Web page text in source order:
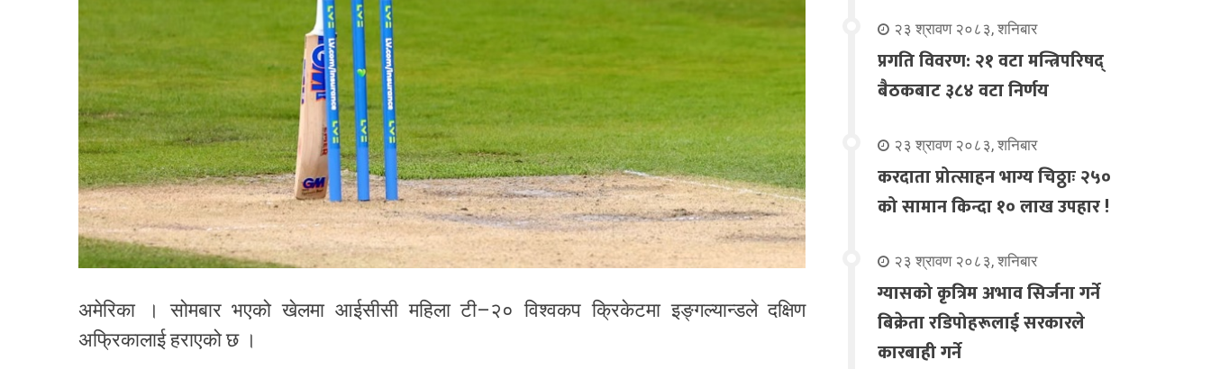
अमेरिका । सोमबार भएको खेलमा आईसीसी महिला टी–२० विश्वकप क्रिकेटमा इङ्गल्यान्डले दक्षिण
अफ्रिकालाई हराएको छ ।
२३ श्रावण २०८३, शनिबार
प्रगति विवरण: २१ वटा मन्त्रिपरिषद्
बैठकबाट ३८४ वटा निर्णय
२३ श्रावण २०८३, शनिबार
करदाता प्रोत्साहन भाग्य चिठ्ठाः २५०
को सामान किन्दा १० लाख उपहार !
२३ श्रावण २०८३, शनिबार
ग्यासको कृत्रिम अभाव सिर्जना गर्ने
बिक्रेता रडिपोहरूलाई सरकारले
कारबाही गर्ने